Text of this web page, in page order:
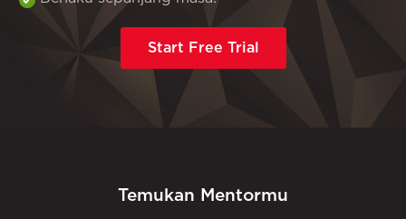
Start Free Trial
Temukan Mentormu